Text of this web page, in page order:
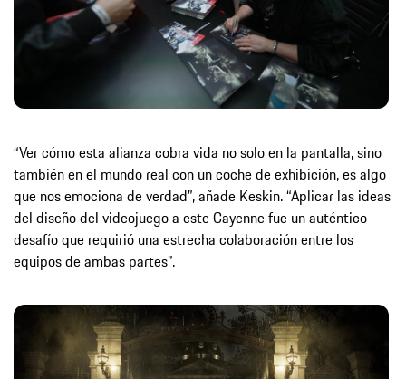
“Ver cómo esta alianza cobra vida no solo en la pantalla, sino
también en el mundo real con un coche de exhibición, es algo
que nos emociona de verdad”, añade Keskin. “Aplicar las ideas
del diseño del videojuego a este Cayenne fue un auténtico
desafío que requirió una estrecha colaboración entre los
equipos de ambas partes”.